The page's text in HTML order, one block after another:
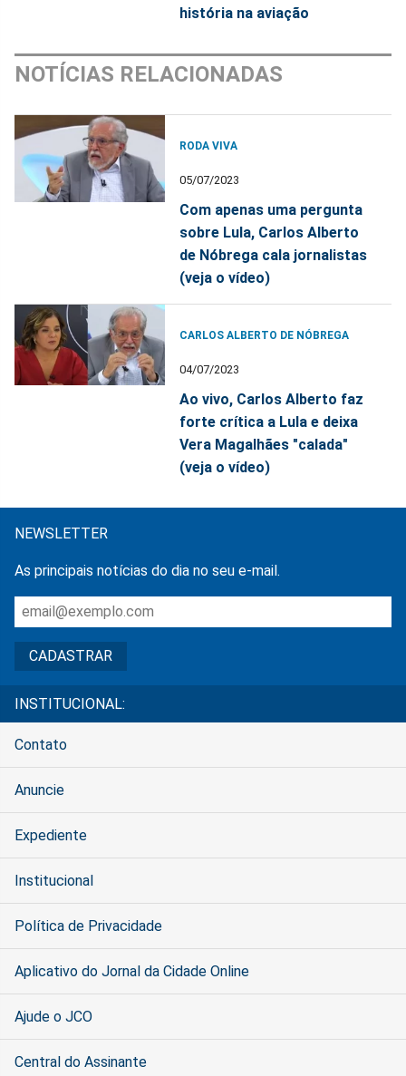
história na aviação
NOTÍCIAS RELACIONADAS
RODA VIVA
05/07/2023
Com apenas uma pergunta
sobre Lula, Carlos Alberto
de Nóbrega cala jornalistas
(veja o vídeo)
CARLOS ALBERTO DE NÓBREGA
04/07/2023
Ao vivo, Carlos Alberto faz
forte crítica a Lula e deixa
Vera Magalhães "calada"
(veja o vídeo)
NEWSLETTER
As principais notícias do dia no seu e-mail.
INSTITUCIONAL:
Contato
Anuncie
Expediente
Institucional
Política de Privacidade
Aplicativo do Jornal da Cidade Online
Ajude o JCO
Central do Assinante